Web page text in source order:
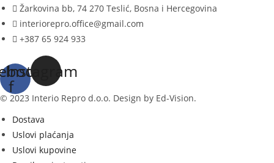
Žarkovina bb, 74 270 Teslić, Bosna i Hercegovina
interiorepro.office@gmail.com
+387 65 924 933
f
Instagram
© 2023 Interio Repro d.o.o. Design by Ed-Vision.
Dostava
Uslovi plaćanja
Uslovi kupovine